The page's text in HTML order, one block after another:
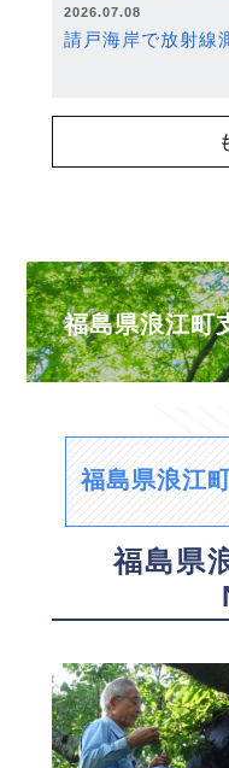
2026.07.08
請戸海岸で放射線
福島県浪江町
福島県浪江
福島県